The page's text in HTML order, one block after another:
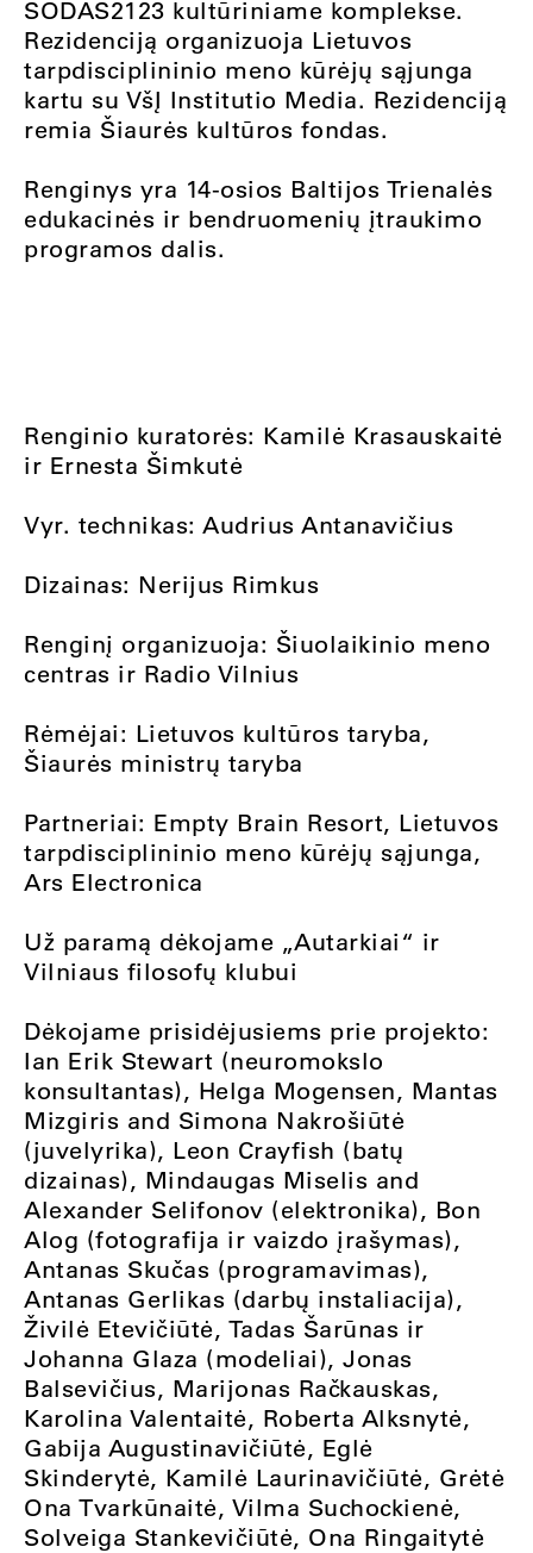
SODAS2123 kultūriniame komplekse.
Rezidenciją organizuoja Lietuvos
tarpdisciplininio meno kūrėjų sąjunga
kartu su VšĮ Institutio Media. Rezidenciją
remia Šiaurės kultūros fondas.
Renginys yra 14-osios Baltijos Trienalės
edukacinės ir bendruomenių įtraukimo
programos dalis.
Renginio kuratorės: Kamilė Krasauskaitė
ir Ernesta Šimkutė
Vyr. technikas: Audrius Antanavičius
Dizainas: Nerijus Rimkus
Renginį organizuoja: Šiuolaikinio meno
centras ir Radio Vilnius
Rėmėjai: Lietuvos kultūros taryba,
Šiaurės ministrų taryba
Partneriai: Empty Brain Resort, Lietuvos
tarpdisciplininio meno kūrėjų sąjunga,
Ars Electronica
Už paramą dėkojame „Autarkiai“ ir
Vilniaus filosofų klubui
Dėkojame prisidėjusiems prie projekto:
Ian Erik Stewart (neuromokslo
konsultantas), Helga Mogensen, Mantas
Mizgiris and Simona Nakrošiūtė
(juvelyrika), Leon Crayfish (batų
dizainas), Mindaugas Miselis and
Alexander Selifonov (elektronika), Bon
Alog (fotografija ir vaizdo įrašymas),
Antanas Skučas (programavimas),
Antanas Gerlikas (darbų instaliacija),
Živilė Etevičiūtė, Tadas Šarūnas ir
Johanna Glaza (modeliai), Jonas
Balsevičius, Marijonas Račkauskas,
Karolina Valentaitė, Roberta Alksnytė,
Gabija Augustinavičiūtė, Eglė
Skinderytė, Kamilė Laurinavičiūtė, Grėtė
Ona Tvarkūnaitė, Vilma Suchockienė,
Solveiga Stankevičiūtė, Ona Ringaitytė